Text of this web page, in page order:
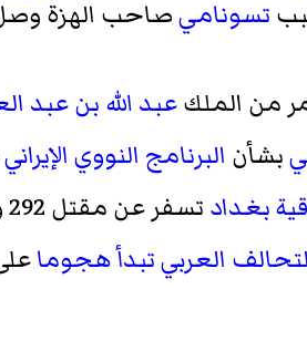
تسونامي
من الملكعبد الله بن عبد
بشأن البرنامج النووي الإيراني
بغداد تسفر عن مقتل 292 و إصابة 250 تبناها تنظيم الدولة الإسلامية.
العربيتبدأ هجوما